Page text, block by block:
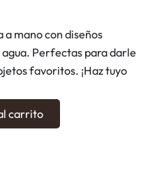
a mano con diseños
Perfectas para darle
favoritos. ¡Haz tuyo
carrito